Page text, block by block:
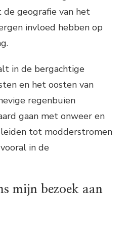
geografie van het
invloed hebben op
in de bergachtige
en het oosten van
regenbuien
gaan met onweer en
tot modderstromen
in de
mijn bezoek aan